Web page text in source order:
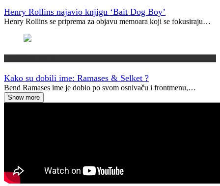
Henry Rollins najavio knjigu ‘Bait Dog Boy’
Henry Rollins se priprema za objavu memoara koji se fokusiraju…
Kako su dobili ime: Ramases & Selket ?
Bend Ramases ime je dobio po svom osnivaču i frontmenu,…
Show more